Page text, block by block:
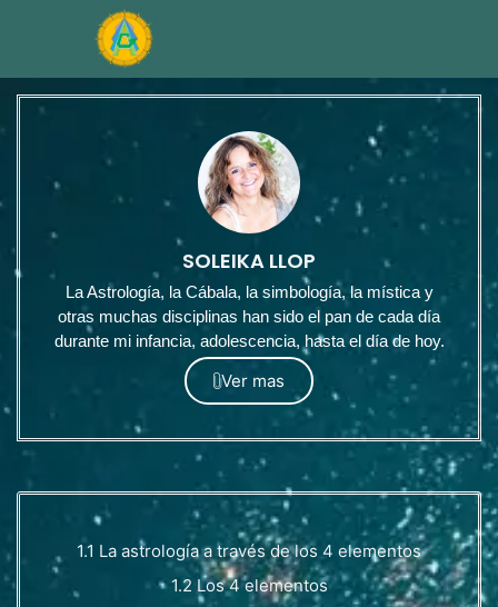
SOLEIKA LLOP
La Astrología, la Cábala, la simbología, la mística y
otras muchas disciplinas han sido el pan de cada día
durante mi infancia, adolescencia, hasta el día de hoy.
Ver mas
1.1 La astrología a través de los 4 elementos
1.2 Los 4 elementos